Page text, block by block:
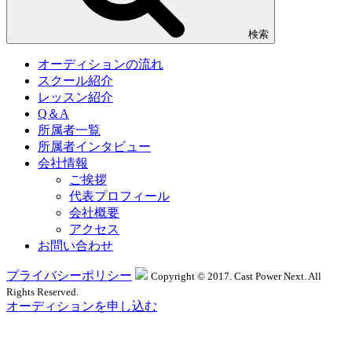
検索
オーディションの流れ
スクール紹介
レッスン紹介
Q＆A
所属者一覧
所属者インタビュー
会社情報
ご挨拶
代表プロフィール
会社概要
アクセス
お問い合わせ
プライバシーポリシー
Copyright © 2017. Cast Power Next. All
Rights Reserved.
オーディションを申し込む